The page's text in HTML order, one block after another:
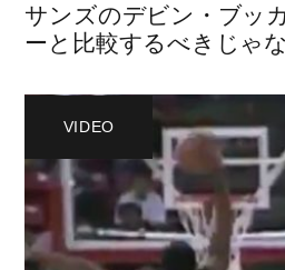
サンズのデビン・ブッ
ーと比較するべきじゃな
VIDEO